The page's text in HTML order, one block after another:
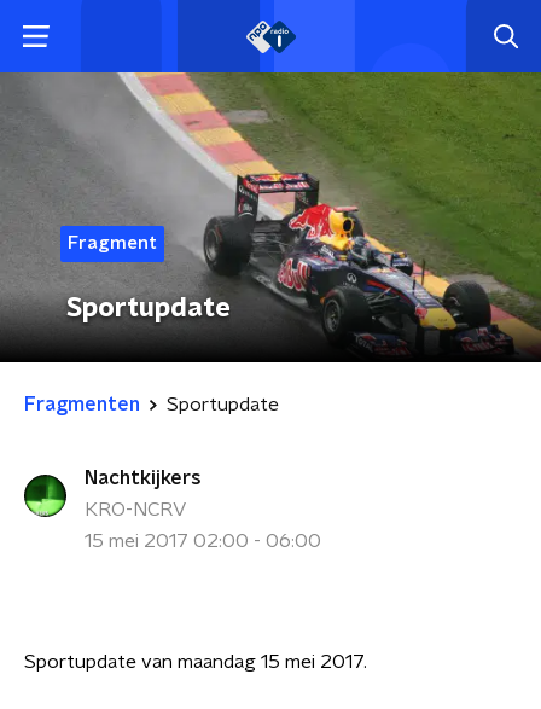
Fragment
Sportupdate
Fragmenten Sportupdate
Nachtkijkers
KRO-NCRV
15 mei 2017 02:00 - 06:00
Sportupdate van maandag 15 mei 2017.